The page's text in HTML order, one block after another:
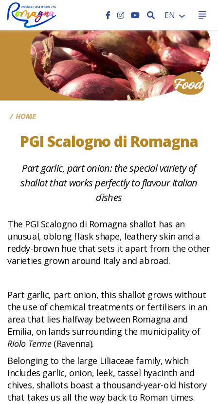
SEARCH
EN
CC
HOME
PGI Scalogno di Romagna
Part garlic, part onion: the special variety of
shallot that works perfectly to flavour Italian
dishes
The PGI Scalogno di Romagna shallot has an
unusual, oblong flask shape, leathery skin and a
reddy-brown hue that sets it apart from the other
varieties grown around Italy and abroad.
Part garlic, part onion, this shallot grows without
the use of chemical treatments or fertilisers in an
area that lies halfway between Romagna and
Emilia, on lands surrounding the municipality of
Riolo Terme(Ravenna).
Belonging to the large Liliaceae family, which
includes garlic, onion, leek, tassel hyacinth and
chives, shallots boast a thousand-year-old history
that takes us all the way back to Roman times.